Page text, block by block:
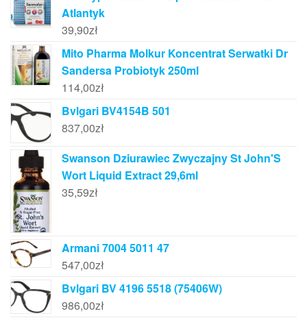
Atlantyk
39,90zł
Mito Pharma Molkur Koncentrat Serwatki Dr
Sandersa Probiotyk 250ml
114,00zł
Bvlgari BV4154B 501
837,00zł
Swanson Dziurawiec Zwyczajny St John'S
Wort Liquid Extract 29,6ml
35,59zł
Armani 7004 5011 47
547,00zł
Bvlgari BV 4196 5518 (75406W)
986,00zł